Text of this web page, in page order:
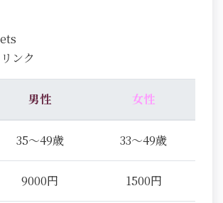
ンク
男性 女性
35～49歳 33～49歳
9000円 1500円